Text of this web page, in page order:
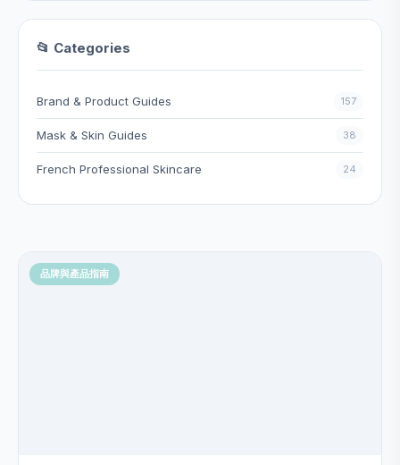
品牌與產品指南
📂 Categories
Brand & Product Guides 157
Mask & Skin Guides 38
French Professional Skincare 24